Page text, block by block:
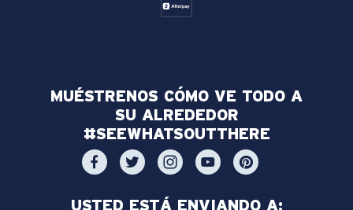
MUÉSTRENOS CÓMO VE TODO A
SU ALREDEDOR
#SEEWHATSOUTTHERE
USTED ESTÁ ENVIANDO A: